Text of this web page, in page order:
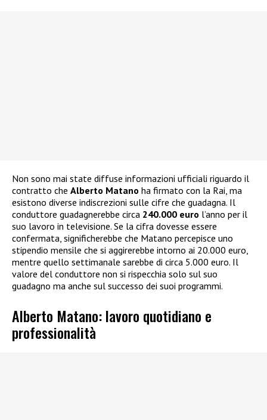
Non sono mai state diffuse informazioni ufficiali riguardo il
contratto che Alberto Matano ha firmato con la Rai, ma
esistono diverse indiscrezioni sulle cifre che guadagna. Il
conduttore guadagnerebbe circa 240.000 euro l’anno per il
suo lavoro in televisione. Se la cifra dovesse essere
confermata, significherebbe che Matano percepisce uno
stipendio mensile che si aggirerebbe intorno ai 20.000 euro,
mentre quello settimanale sarebbe di circa 5.000 euro. Il
valore del conduttore non si rispecchia solo sul suo
guadagno ma anche sul successo dei suoi programmi.
Alberto Matano: lavoro quotidiano e
professionalità